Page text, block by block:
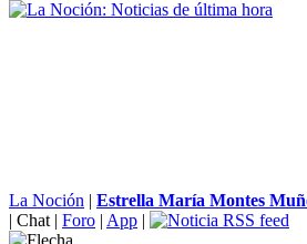
La Noción | Estrella María Montes
| Chat | Foro | App |